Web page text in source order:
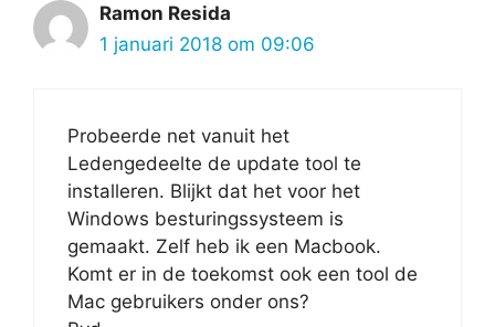
Ramon Resida
1 januari 2018 om 09:06
Probeerde net vanuit het
Ledengedeelte de update tool te
installeren. Blijkt dat het voor het
Windows besturingssysteem is
gemaakt. Zelf heb ik een Macbook.
Komt er in de toekomst ook een tool de
Mac gebruikers onder ons?